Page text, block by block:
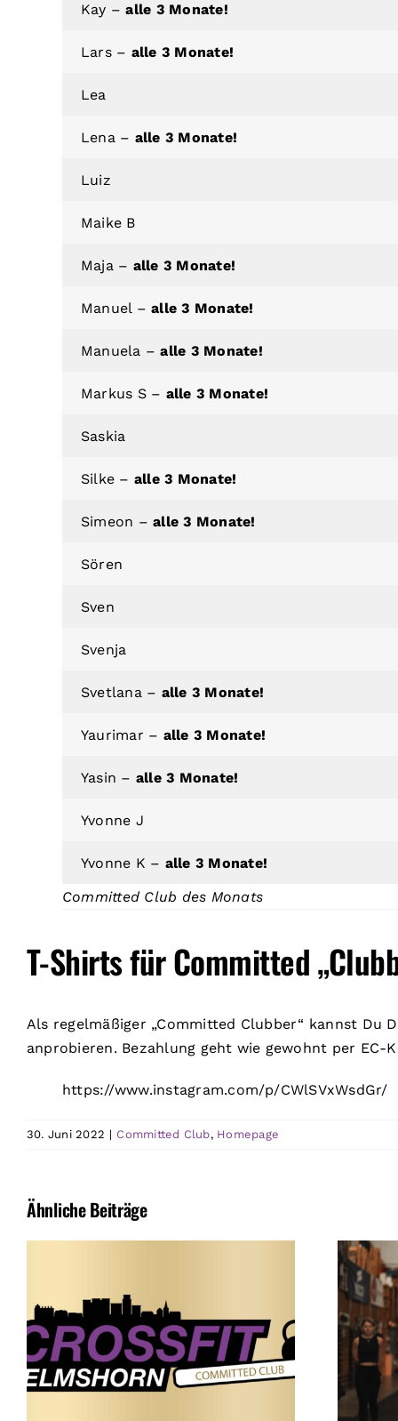
Kay –alle 3 Monate!
Lars – alle 3 Monate!
Lea
Lena – alle 3 Monate!
Luiz
Maike B
Maja – alle 3 Monate!
Manuel –alle 3 Monate!
Manuela –alle 3 Monate!
Markus S – alle 3 Monate!
Saskia
Silke – alle 3 Monate!
Simeon –alle 3 Monate!
Sören
Sven
Svenja
Svetlana – alle 3 Monate!
Yaurimar – alle 3 Monate!
Yasin – alle 3 Monate!
Yvonne J
Yvonne K – alle 3 Monate!
Committed Club des Monats
T-Shirts für Committed
Als regelmäßiger „Committed Clubber“ kannst Du
anprobieren. Bezahlung geht wie gewohnt per EC-
https://www.instagram.com/p/CWlSVxWsdGr/
30. Juni 2022 | Committed Club, Homepage
Ähnliche Beiträge